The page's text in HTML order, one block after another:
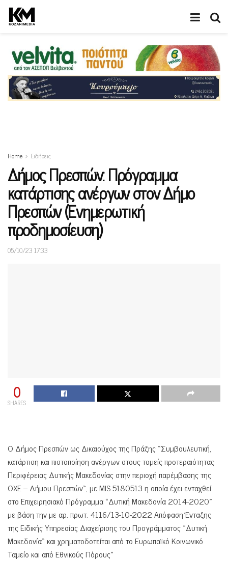
Home Ειδήσεις
Δήμος Πρεσπών: Πρόγραμμα
κατάρτισης ανέργων στον Δήμο
Πρεσπών (Ενημερωτική
προδημοσίευση)
05/10/23 17:33
0
SHARES
Ο Δήμος Πρεσπών ως Δικαιούχος της Πράξης «Συμβουλευτική,
κατάρτιση και πιστοποίηση ανέργων στους τομείς προτεραιότητας
Περιφέρειας Δυτικής Μακεδονίας στην περιοχή παρέμβασης της
ΟΧΕ – Δήμου Πρεσπών», με MIS 5180513 η οποία έχει ενταχθεί
στο Επιχειρησιακό Πρόγραμμα «Δυτική Μακεδονία 2014-2020»
με βάση την με αρ. πρωτ. 4116/13-10-2022 Απόφαση Ένταξης
της Ειδικής Υπηρεσίας Διαχείρισης του Προγράμματος «Δυτική
Μακεδονία» και χρηματοδοτείται από το Ευρωπαϊκό Κοινωνικό
Ταμείο και από Εθνικούς Πόρους»